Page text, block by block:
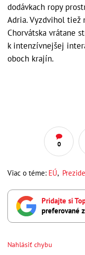
dodávkach ropy
Adria. Vyzdvihol tiež
Chorvátska vrátane
k intenzívnejšej
oboch krajín.
0
Viac o téme: EÚ,
Pridajte si
preferované
Nahlásiť chybu